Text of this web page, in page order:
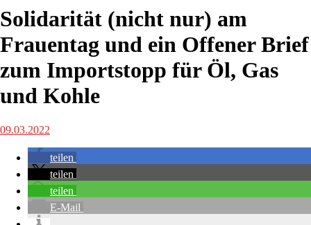
Solidarität (nicht nur) am
Frauentag und ein Offener Brief
zum Importstopp für Öl, Gas
und Kohle
09.03.2022
teilen
teilen
teilen
E-Mail